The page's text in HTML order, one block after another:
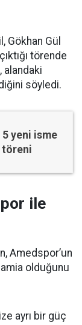
Gökhan Gül
törende
alandaki
söyledi.
5 yeni isme
töreni
ile
Amedspor’un
olduğunu
ayrı bir güç